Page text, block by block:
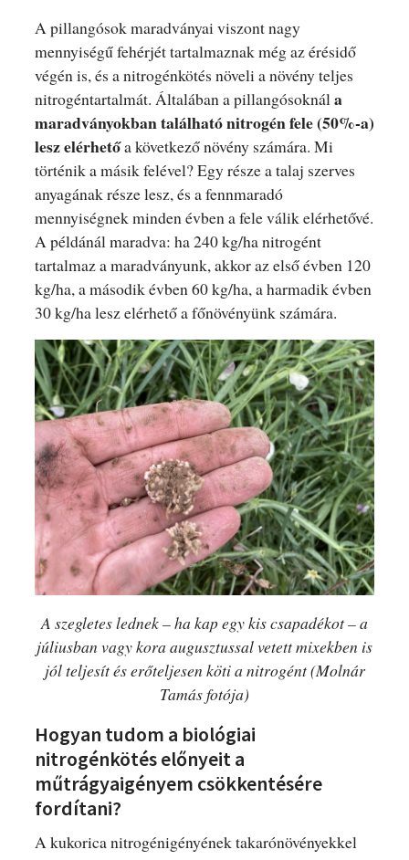
A pillangósok maradványai viszont nagy
mennyiségű fehérjét tartalmaznak még az érésidő
végén is, és a nitrogénkötés növeli a növény teljes
nitrogéntartalmát. Általában a pillangósoknála
maradványokban található nitrogén fele (50%-a)
lesz elérhetőa következő növény számára. Mi
történik a másik felével? Egy része a talaj szerves
anyagának része lesz, és a fennmaradó
mennyiségnek minden évben a fele válik elérhetővé.
A példánál maradva: ha 240 kg/ha nitrogént
tartalmaz a maradványunk, akkor az első évben 120
kg/ha, a második évben 60 kg/ha, a harmadik évben
30 kg/ha lesz elérhető a főnövényünk számára.
A szegletes lednek – ha kap egy kis csapadékot – a
júliusban vagy kora augusztussal vetett mixekben is
jól teljesít és erőteljesen köti a nitrogént (Molnár
Tamás fotója)
Hogyan tudom a biológiai
nitrogénkötés előnyeit a
műtrágyaigényem csökkentésére
fordítani?
A kukorica nitrogénigényének takarónövényekkel